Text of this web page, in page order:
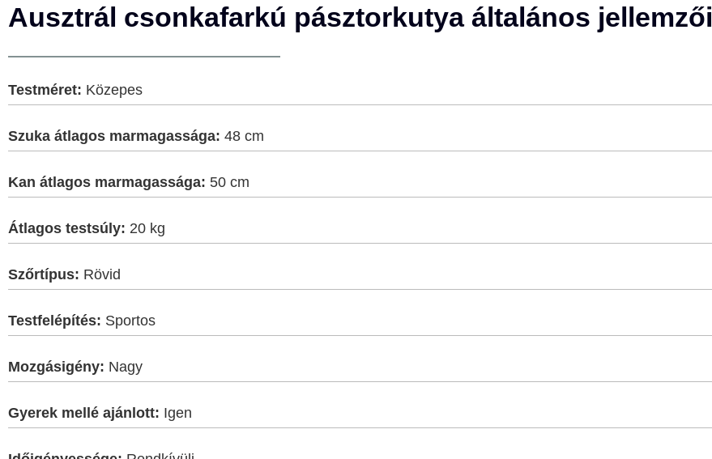
Ausztrál csonkafarkú pásztorkutya általános jellemzői
Testméret: Közepes
Szuka átlagos marmagassága: 48 cm
Kan átlagos marmagassága: 50 cm
Átlagos testsúly: 20 kg
Szőrtípus: Rövid
Testfelépítés: Sportos
Mozgásigény: Nagy
Gyerek mellé ajánlott: Igen